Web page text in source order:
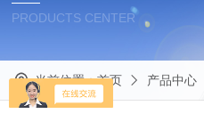
PRODUCTS CENTER
当前位置：首页 产品中心